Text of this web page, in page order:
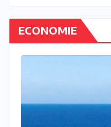
ECONOMIE